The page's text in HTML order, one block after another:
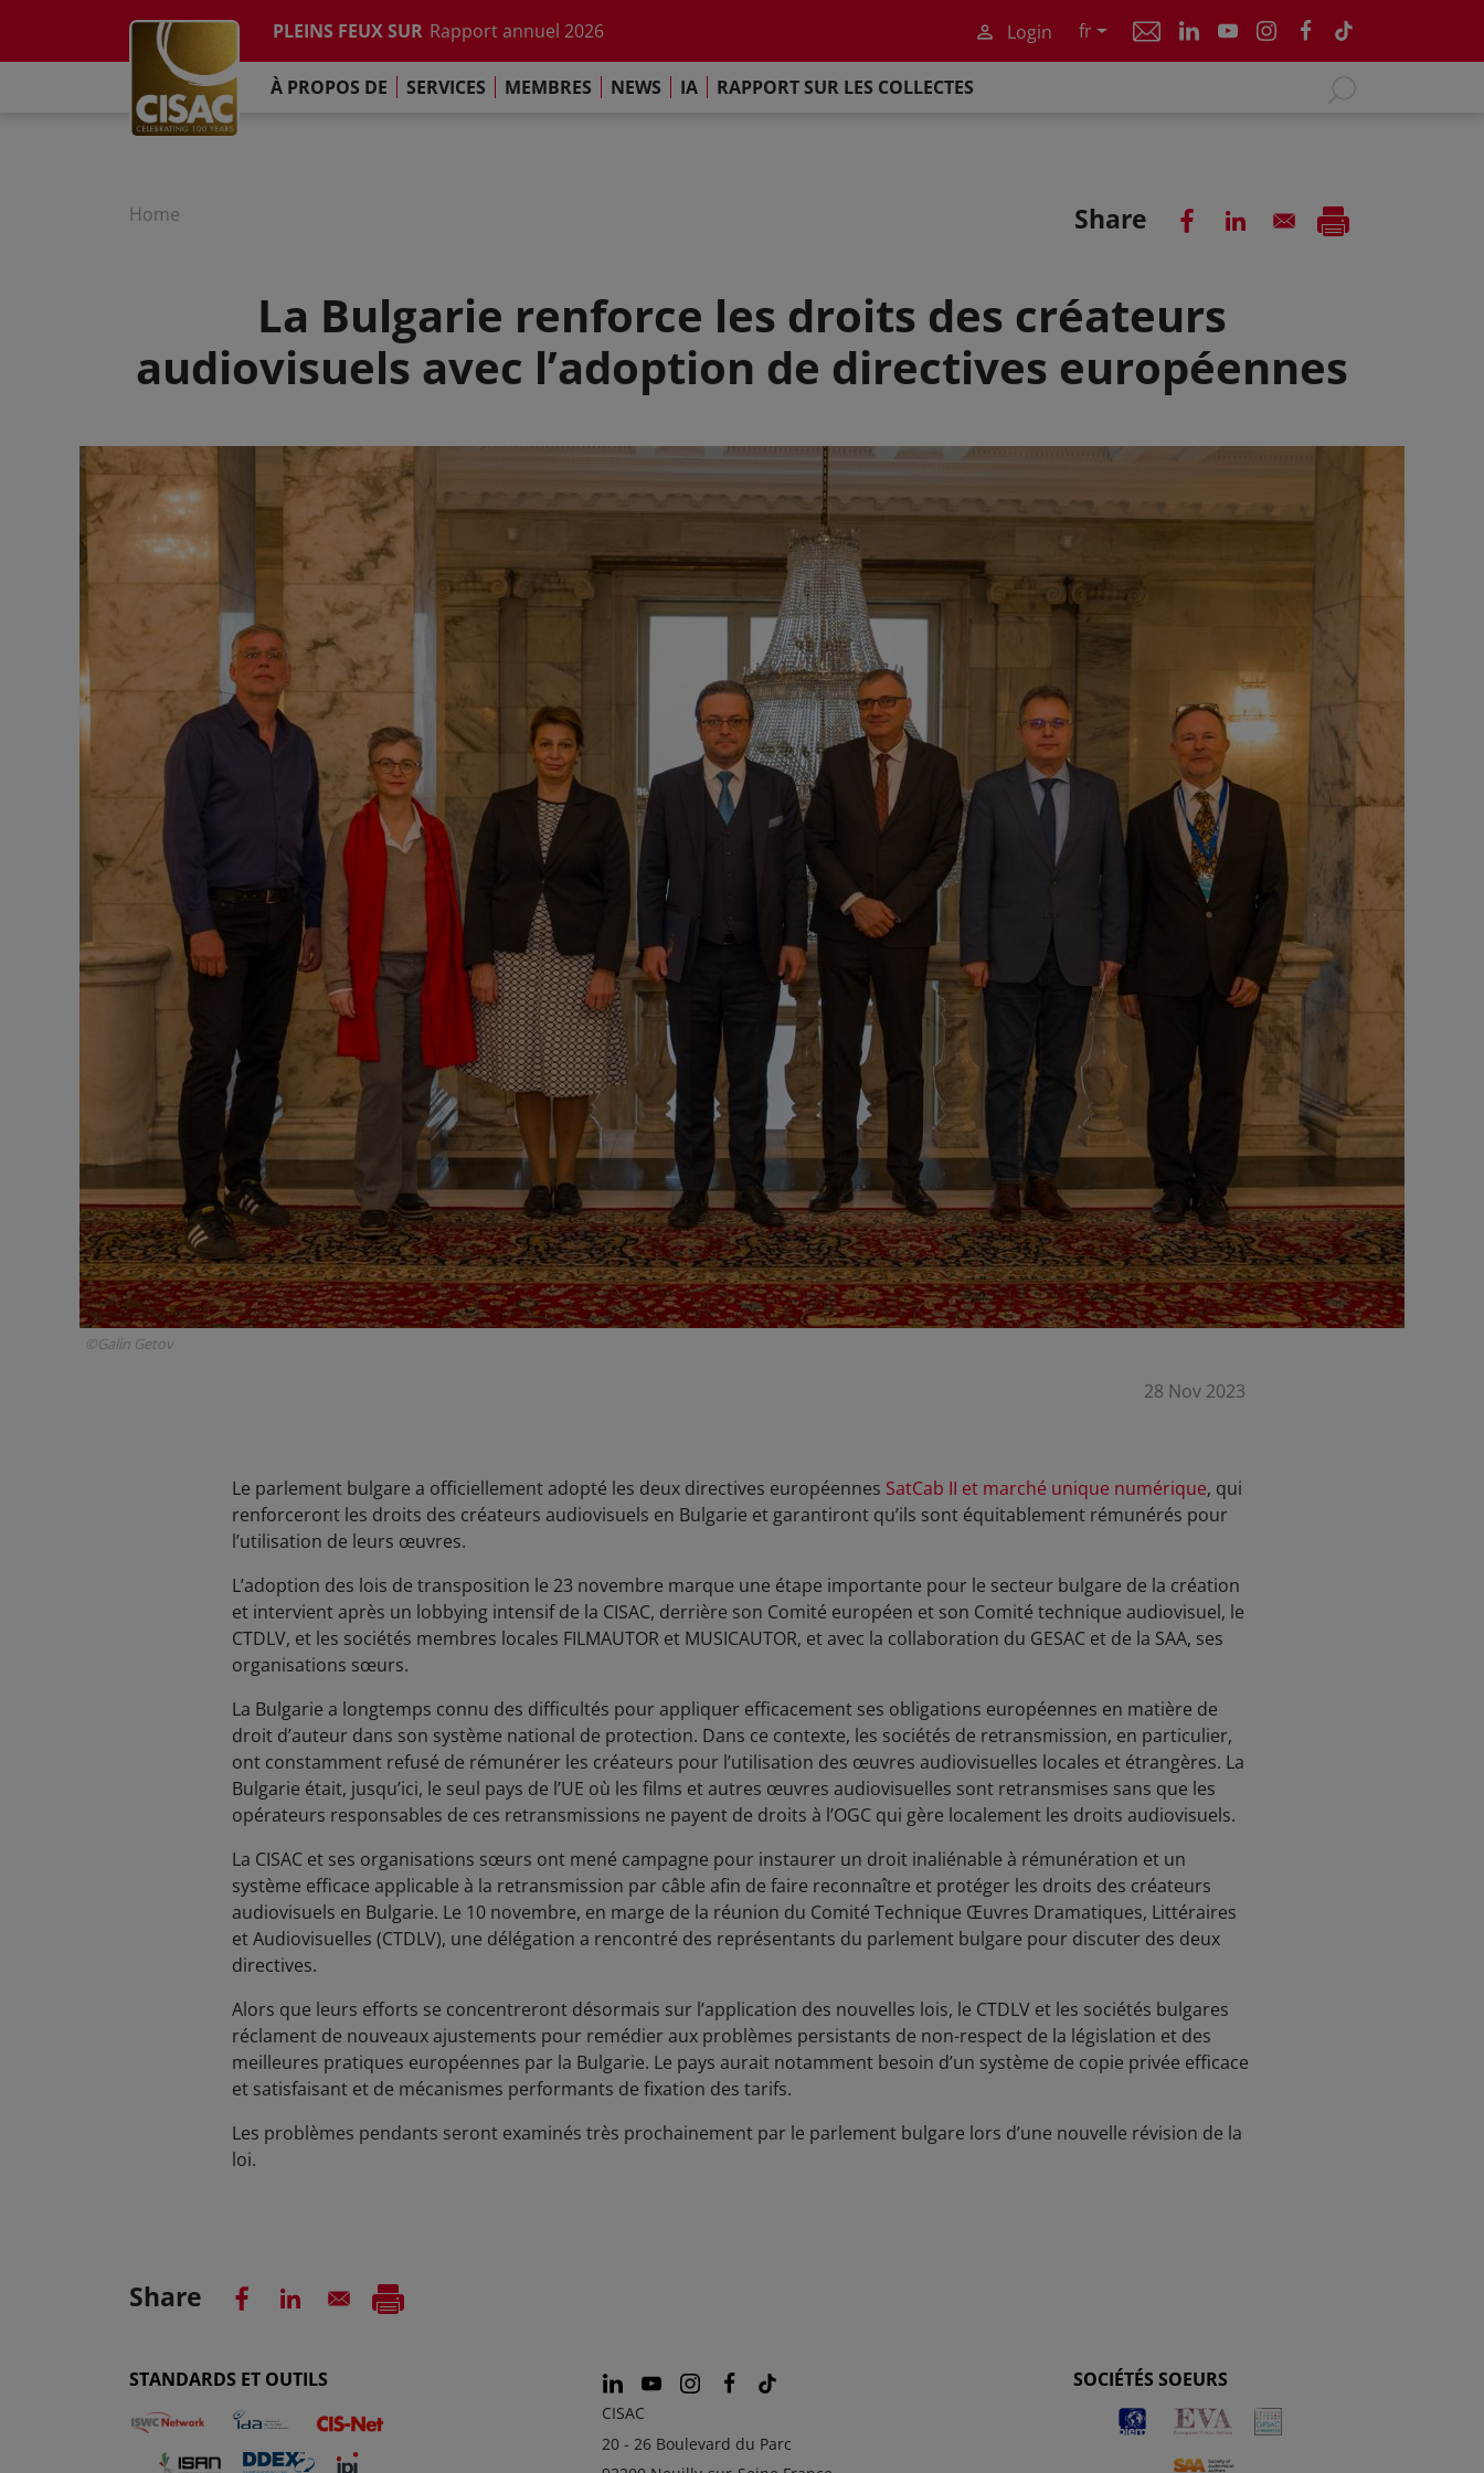
PLEINS FEUX SUR Rapport annuel 2026
L'Engagement de Paris
Rapport sur les Collectes Mondiales 2025
Login fr
LinkedinYoutubeInstagramFacebookTikTok
À PROPOS DE SERVICES MEMBRES NEWS IA RAPPORT SUR LES COLLECTES
Home Share
La Bulgarie renforce les droits des créateurs
audiovisuels avec l’adoption de directives européennes
©Galin Getov
28 Nov 2023
Le parlement bulgare a officiellement adopté les deux directives européennes SatCab II et marché unique numérique, qui
renforceront les droits des créateurs audiovisuels en Bulgarie et garantiront qu’ils sont équitablement rémunérés pour
l’utilisation de leurs œuvres.
L’adoption des lois de transposition le 23 novembre marque une étape importante pour le secteur bulgare de la création
et intervient après un lobbying intensif de la CISAC, derrière son Comité européen et son Comité technique audiovisuel, le
CTDLV, et les sociétés membres locales FILMAUTOR et MUSICAUTOR, et avec la collaboration du GESAC et de la SAA, ses
organisations sœurs.
La Bulgarie a longtemps connu des difficultés pour appliquer efficacement ses obligations européennes en matière de
droit d’auteur dans son système national de protection. Dans ce contexte, les sociétés de retransmission, en particulier,
ont constamment refusé de rémunérer les créateurs pour l’utilisation des œuvres audiovisuelles locales et étrangères. La
Bulgarie était, jusqu’ici, le seul pays de l’UE où les films et autres œuvres audiovisuelles sont retransmises sans que les
opérateurs responsables de ces retransmissions ne payent de droits à l’OGC qui gère localement les droits audiovisuels.
La CISAC et ses organisations sœurs ont mené campagne pour instaurer un droit inaliénable à rémunération et un
système efficace applicable à la retransmission par câble afin de faire reconnaître et protéger les droits des créateurs
audiovisuels en Bulgarie. Le 10 novembre, en marge de la réunion du Comité Technique Œuvres Dramatiques, Littéraires
et Audiovisuelles (CTDLV), une délégation a rencontré des représentants du parlement bulgare pour discuter des deux
directives.
Alors que leurs efforts se concentreront désormais sur l’application des nouvelles lois, le CTDLV et les sociétés bulgares
réclament de nouveaux ajustements pour remédier aux problèmes persistants de non-respect de la législation et des
meilleures pratiques européennes par la Bulgarie. Le pays aurait notamment besoin d’un système de copie privée efficace
et satisfaisant et de mécanismes performants de fixation des tarifs.
Les problèmes pendants seront examinés très prochainement par le parlement bulgare lors d’une nouvelle révision de la
loi.
Share
STANDARDS ET OUTILS
CISAC
20 - 26 Boulevard du Parc
SOCIÉTÉS SOEURS